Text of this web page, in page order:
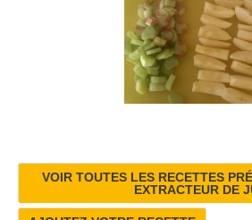
VOIR TOUTES LES RECETTES
EXTRACTEUR DE